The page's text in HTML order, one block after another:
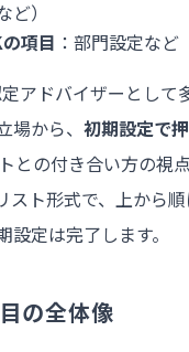
ど）
の項目 ：部門設定など
アドバイザーとして
から、 初期設定で
との付き合い方の視
スト形式で、上から
定は完了します。
の全体像